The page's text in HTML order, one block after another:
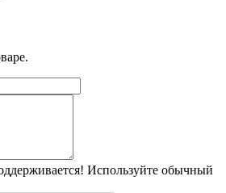
Используйте обычный